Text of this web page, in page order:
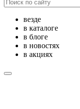
везде
в каталоге
в блоге
в новостях
в акциях